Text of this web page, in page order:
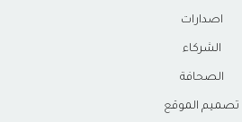
اصدارات
الشركاء
الصحافة
تصميم الموقع